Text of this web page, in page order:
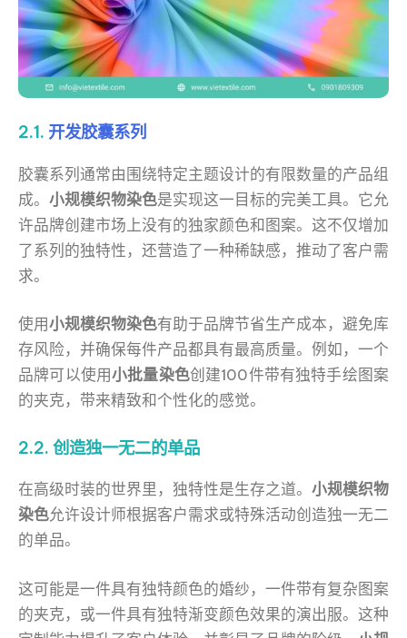
2.1. 开发胶囊系列
胶囊系列通常由围绕特定主题设计的有限数量的产品组
成。 小规模织物染色是实现这一目标的完美工具。它允
许品牌创建市场上没有的独家颜色和图案。这不仅增加
了系列的独特性，还营造了一种稀缺感，推动了客户需
求。
使用小规模织物染色有助于品牌节省生产成本，避免库
存风险，并确保每件产品都具有最高质量。例如，一个
品牌可以使用小批量染色创建100件带有独特手绘图案
的夹克，带来精致和个性化的感觉。
2.2. 创造独一无二的单品
在高级时装的世界里，独特性是生存之道。 小规模织物
染色允许设计师根据客户需求或特殊活动创造独一无二
的单品。
这可能是一件具有独特颜色的婚纱，一件带有复杂图案
的夹克，或一件具有独特渐变颜色效果的演出服。这种